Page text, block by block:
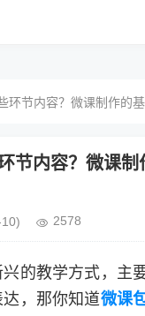
环节内容？微课制作的
节内容？微课制
2578
的教学方式，主
，那你知道微课